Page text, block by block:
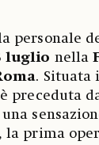
personale
luglio nella
. Situata
preceduta
la prima